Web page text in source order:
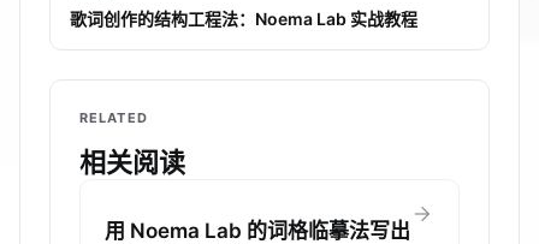
歌词创作的结构工程法：Noema Lab 实战教程
RELATED
相关阅读
用 Noema Lab 的词格临摹法写出
arrow_forward